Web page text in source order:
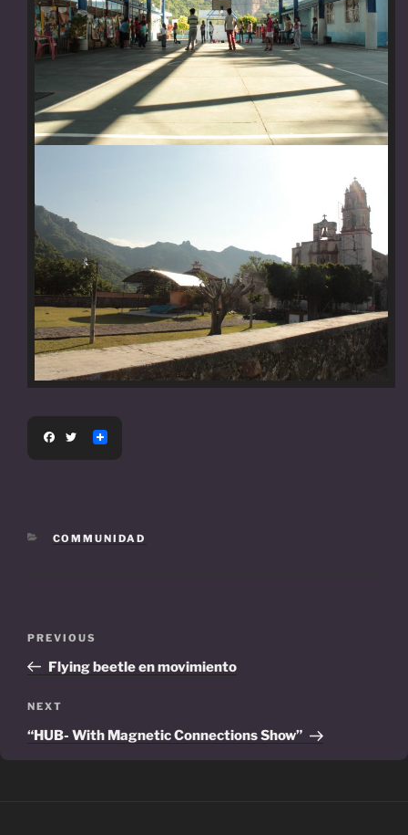
k
CATEGORIES
COMMUNIDAD
Previous
Post
PREVIOUS
Flying beetle en movimiento
Next
Post
NEXT
“HUB- With Magnetic Connections Show”